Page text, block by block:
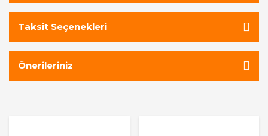
Taksit Seçenekleri
Önerileriniz